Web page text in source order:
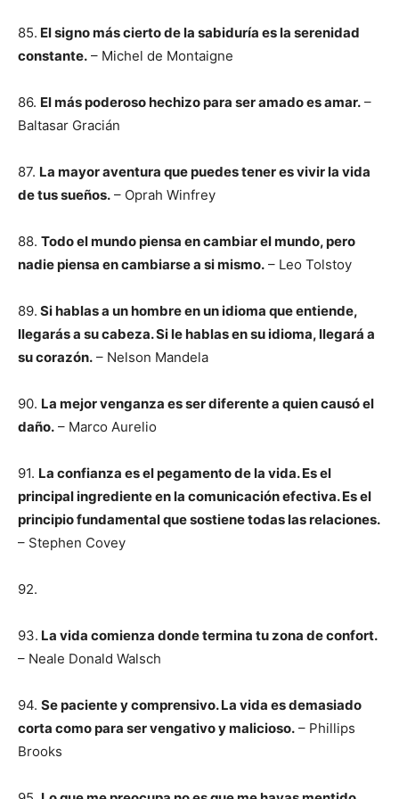
85. El signo más cierto de la sabiduría es la serenidad
constante. – Michel de Montaigne
86. El más poderoso hechizo para ser amado es amar. –
Baltasar Gracián
87. La mayor aventura que puedes tener es vivir la vida
de tus sueños. – Oprah Winfrey
88. Todo el mundo piensa en cambiar el mundo, pero
nadie piensa en cambiarse a si mismo. – Leo Tolstoy
89. Si hablas a un hombre en un idioma que entiende,
llegarás a su cabeza. Si le hablas en su idioma, llegará a
su corazón. – Nelson Mandela
90. La mejor venganza es ser diferente a quien causó el
daño. – Marco Aurelio
91. La confianza es el pegamento de la vida. Es el
principal ingrediente en la comunicación efectiva. Es el
principio fundamental que sostiene todas las relaciones.
– Stephen Covey
92.
93. La vida comienza donde termina tu zona de confort.
– Neale Donald Walsch
94. Se paciente y comprensivo. La vida es demasiado
corta como para ser vengativo y malicioso. – Phillips
Brooks